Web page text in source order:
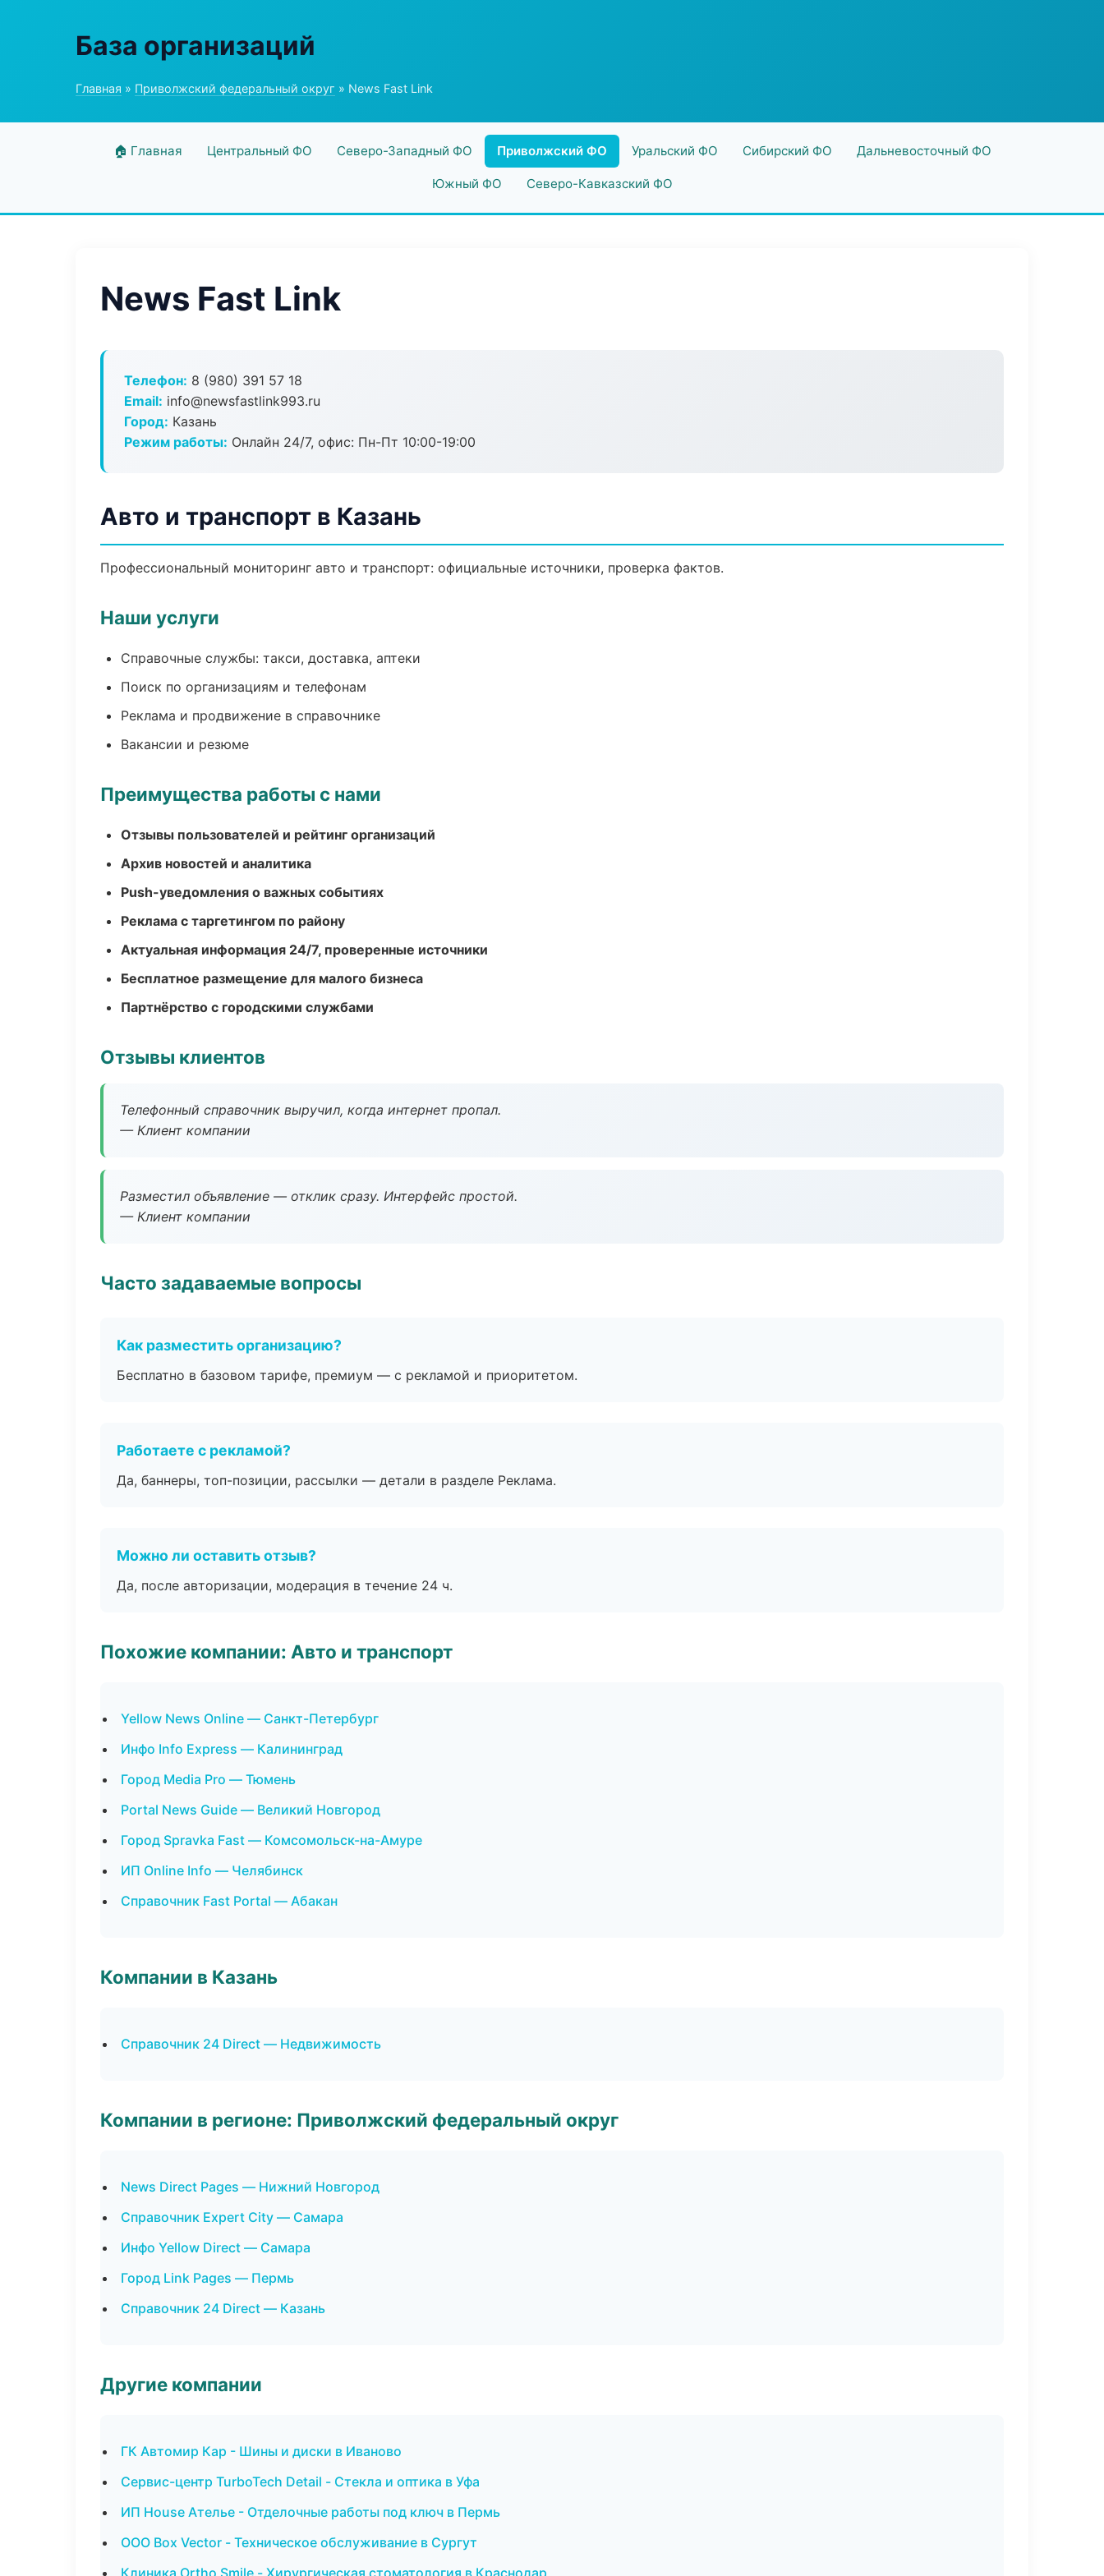
База организаций
Главная » Приволжский федеральный округ » News Fast Link
🏠 Главная Центральный ФО Северо-Западный ФО Приволжский ФО Уральский ФО Сибирский ФО Дальневосточный ФО
Южный ФО Северо-Кавказский ФО
News Fast Link
Телефон: 8 (980) 391 57 18
Email: info@newsfastlink993.ru
Город: Казань
Режим работы: Онлайн 24/7, офис: Пн-Пт 10:00-19:00
Авто и транспорт в Казань
Профессиональный мониторинг авто и транспорт: официальные источники, проверка фактов.
Наши услуги
Справочные службы: такси, доставка, аптеки
Поиск по организациям и телефонам
Реклама и продвижение в справочнике
Вакансии и резюме
Преимущества работы с нами
Отзывы пользователей и рейтинг организаций
Архив новостей и аналитика
Push-уведомления о важных событиях
Реклама с таргетингом по району
Актуальная информация 24/7, проверенные источники
Бесплатное размещение для малого бизнеса
Партнёрство с городскими службами
Отзывы клиентов
Телефонный справочник выручил, когда интернет пропал.
— Клиент компании
Разместил объявление — отклик сразу. Интерфейс простой.
— Клиент компании
Часто задаваемые вопросы
Как разместить организацию?
Бесплатно в базовом тарифе, премиум — с рекламой и приоритетом.
Работаете с рекламой?
Да, баннеры, топ-позиции, рассылки — детали в разделе Реклама.
Можно ли оставить отзыв?
Да, после авторизации, модерация в течение 24 ч.
Похожие компании: Авто и транспорт
Yellow News Online — Санкт-Петербург
Инфо Info Express — Калининград
Город Media Pro — Тюмень
Portal News Guide — Великий Новгород
Город Spravka Fast — Комсомольск-на-Амуре
ИП Online Info — Челябинск
Справочник Fast Portal — Абакан
Компании в Казань
Справочник 24 Direct — Недвижимость
Компании в регионе: Приволжский федеральный округ
News Direct Pages — Нижний Новгород
Справочник Expert City — Самара
Инфо Yellow Direct — Самара
Город Link Pages — Пермь
Справочник 24 Direct — Казань
Другие компании
ГК Автомир Кар - Шины и диски в Иваново
Сервис-центр TurboTech Detail - Стекла и оптика в Уфа
ИП House Ателье - Отделочные работы под ключ в Пермь
ООО Box Vector - Техническое обслуживание в Сургут
Клиника Ortho Smile - Хирургическая стоматология в Краснодар